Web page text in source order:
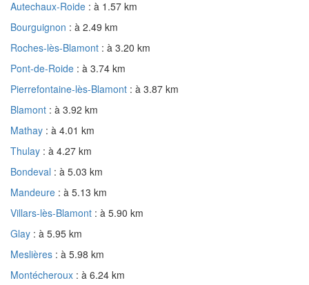
Autechaux-Roide : à 1.57 km
Bourguignon : à 2.49 km
Roches-lès-Blamont : à 3.20 km
Pont-de-Roide : à 3.74 km
Pierrefontaine-lès-Blamont : à 3.87 km
Blamont : à 3.92 km
Mathay : à 4.01 km
Thulay : à 4.27 km
Bondeval : à 5.03 km
Mandeure : à 5.13 km
Villars-lès-Blamont : à 5.90 km
Glay : à 5.95 km
Meslières : à 5.98 km
Montécheroux : à 6.24 km